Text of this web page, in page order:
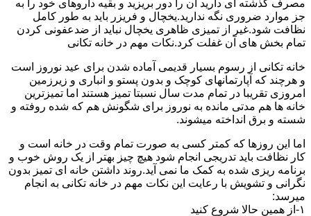
مصرف گذشته ای دارید آن را دور بریزید و بقیه داروهای خود را به
جز موارد ضروری نگه ندارید.یخچال و فریزر باید به طور کامل
نظافت شود.غیر از تمیزی ظاهری یخچال نباید از ضدعفونی کردن
تمام بخش های آن غفلت کرد.نکات مهم در خانه تکانی
خانه تکانی از رسوم بسیار قدیمی آماده شدن برای عید نوروز است
و هرچند که آپارتمانهای کوچک و بدون پستو و انباری و زیرزمین
امروزی تقریبا در تمام مدت سال نسبتا تمیز هستند اما تمیزترین
خانه ها هم مدتی مانده به نوروز برای شگونش هم که شده روفته و
شسته و برق انداخته میشوند.
اما این روزها که کمتر کسی به صورت تمام وقت در خانه است و
کار نظافت باید تدریجی انجام شود هیچ چیز بهتر از یک روش خوب و
برنامه ریزی شده به کمک ما نمی آید.روند داشتن خانه ای تمیز بدون
نگرانی و تشویش با رعایت این نکات مهم در خانه تکانی به انجام
میرسد:
۱-از همین حالا شروع کنید